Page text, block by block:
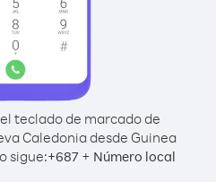
teclado de marcado de
Caledonia desde Guinea
sigue:+687+ Número local